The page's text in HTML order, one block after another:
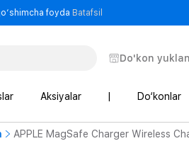
foyda Batafsil
Do'kon
Aksiyalar Do‘konlar
APPLE MagSafe Charger Wireless